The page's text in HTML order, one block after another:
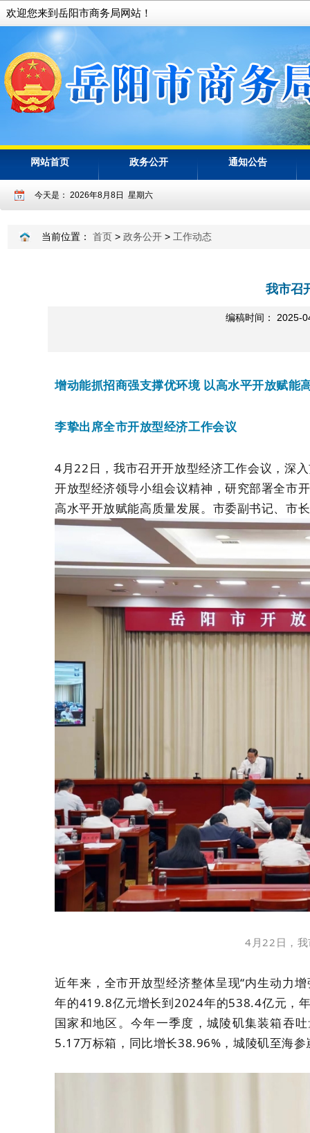
当前位置： 首页 > 政务公开 > 工作动态
我市召
编稿时间： 2025-
增动能抓招商强支撑优环境 以高水平开放赋能
李挚出席全市开放型经济工作会议
4月22日，我市召开开放型经济工作会议，深
开放型经济领导小组会议精神，研究部署全市
高水平开放赋能高质量发展。市委副书记、市
4月22日，
近年来，全市开放型经济整体呈现“内生动力
年的419.8亿元增长到2024年的538.4亿元，
国家和地区。今年一季度，城陵矶集装箱吞
5.17万标箱，同比增长38.96%，城陵矶至海